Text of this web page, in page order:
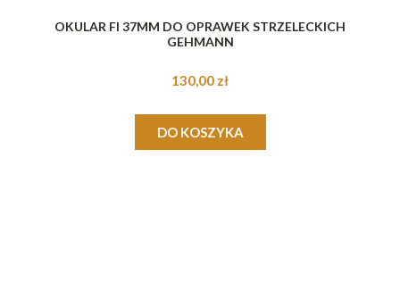
OKULAR FI 37MM DO OPRAWEK STRZELECKICH
GEHMANN
130,00 zł
DO KOSZYKA